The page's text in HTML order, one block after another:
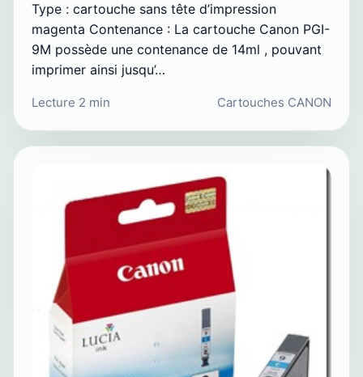
Type : cartouche sans tête d’impression
magenta Contenance : La cartouche Canon PGI-
9M possède une contenance de 14ml , pouvant
imprimer ainsi jusqu’…
Lecture 2 min Cartouches CANON